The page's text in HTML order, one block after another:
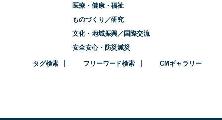
医療・健康・福祉
ものづくり／研究
文化・地域振興／国際交流
安全安心・防災減災
タグ検索 フリーワード検索 CMギャラリー